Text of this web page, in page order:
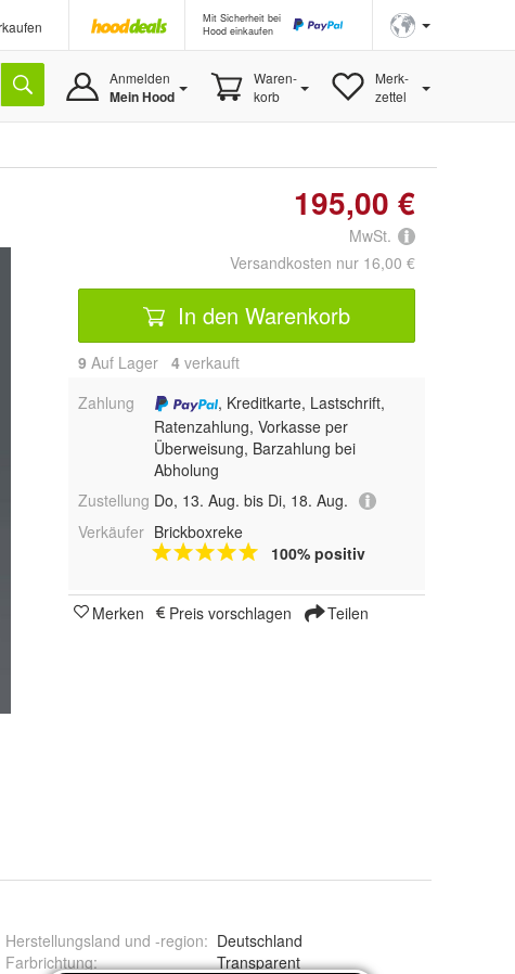
Mit Sicherheit bei
Hood einkaufen
Anmelden
Mein Hood
Waren-
korb
Merk-
zettel
195,00 €
MwSt.
Versandkosten nur 16,00 €
In den Warenkorb
9 Auf Lager 4 verkauft
Zahlung
, Kreditkarte, Lastschrift,
Ratenzahlung, Vorkasse per
Überweisung, Barzahlung bei
Abholung
Zustellung Do, 13. Aug. bis Di, 18. Aug.
Verkäufer Brickboxreke
100% positiv
Merken Preis vorschlagen Teilen
Herstellungsland und -region: Deutschland
Farbrichtung: Transparent